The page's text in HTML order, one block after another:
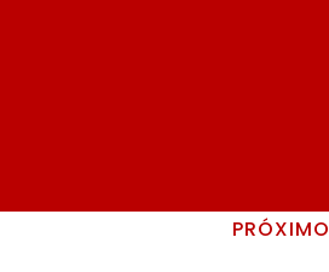
PRÓXIMO